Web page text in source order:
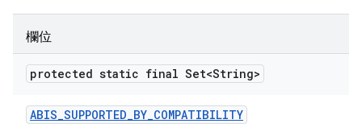
欄位
protected static final Set<String>
ABIS_SUPPORTED_BY_COMPATIBILITY